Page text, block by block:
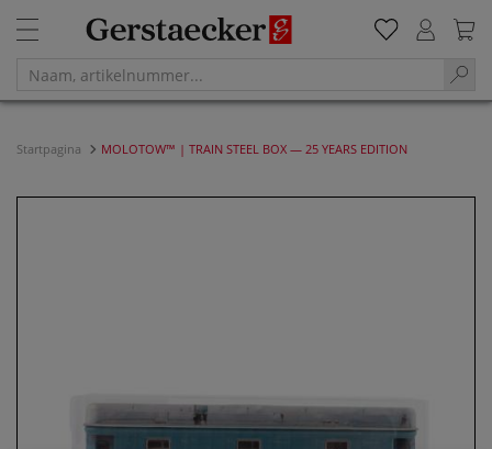
Startpagina MOLOTOW™ | TRAIN STEEL BOX — 25 YEARS EDITION